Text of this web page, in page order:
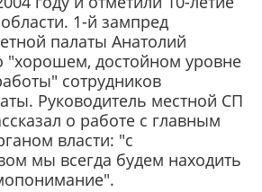
1-й зампред
палаты Анатолий
"хорошем, достойном уровне
сотрудников
Руководитель местной СП
о работе с главным
власти: "с
мы всегда будем находить